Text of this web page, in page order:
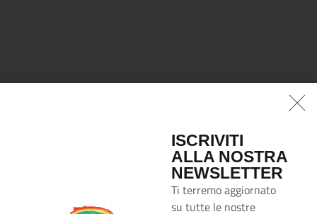
ISCRIVITI
ALLA NOSTRA
NEWSLETTER
Ti terremo aggiornato
su tutte le nostre